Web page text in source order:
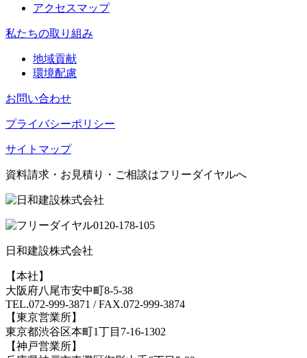
アクセスマップ
私たちの取り組み
地域貢献
環境配慮
お問い合わせ
プライバシーポリシー
サイトマップ
資料請求・お見積り・ご相談はフリーダイヤルへ
0120-178-105
日和建設株式会社
【本社】
大阪府八尾市安中町8-5-38
TEL.072-999-3871 / FAX.072-999-3874
【東京営業所】
東京都渋谷区本町1丁目7-16-1302
【神戸営業所】